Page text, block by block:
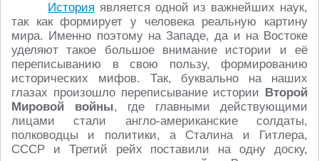
История является одной из важнейших наук,
так как формирует у человека реальную картину
мира. Именно поэтому на Западе, да и на Востоке
уделяют такое большое внимание истории и её
переписыванию в свою пользу, формированию
исторических мифов. Так, буквально на наших
глазах произошло переписывание истории Второй
Мировой войны, где главными действующими
лицами стали англо-американские солдаты,
полководцы и политики, а Сталина и Гитлера,
СССР и Третий рейх поставили на одну доску,